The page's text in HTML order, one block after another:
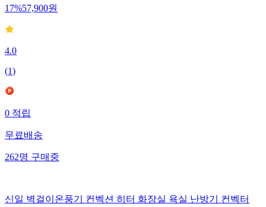
17%57,900원
4.0
(1)
0 적립
무료배송
262명 구매중
신일 벽걸이온풍기 컨벡션 히터 화장실 욕실 난방기 컨벡터